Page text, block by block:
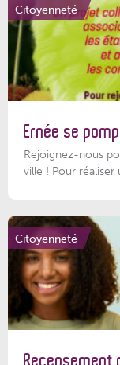
Citoyenneté
Ernée se
Rejoignez-nous
ville ! Pour réaliser
Citoyenneté
Recensement